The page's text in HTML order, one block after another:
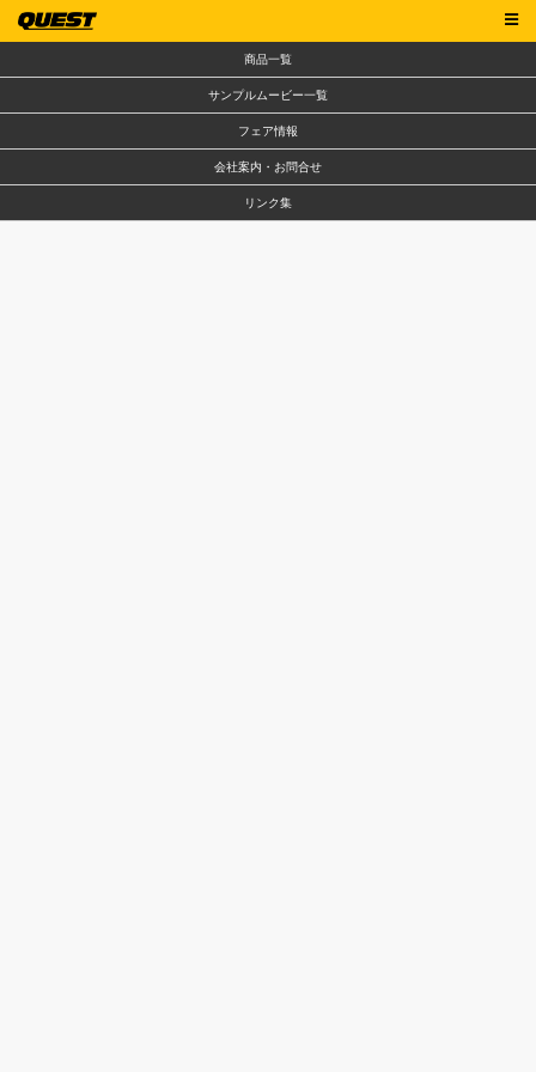
商品一覧
サンプルムービー一覧
フェア情報
会社案内・お問合せ
リンク集